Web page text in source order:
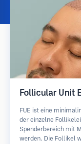
Follicular Unit
FUE ist eine
der einzelne
Spenderbereich mit
werden. Die Follikel